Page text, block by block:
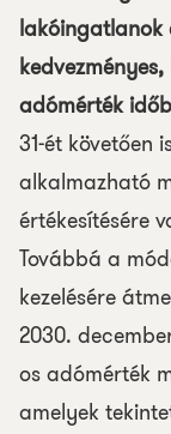
lakóingatlanok
adómérték
31-ét követően
alkalmazható
értékesítésére
Továbbá a
kezelésére
2030.
os adómérték
amelyek